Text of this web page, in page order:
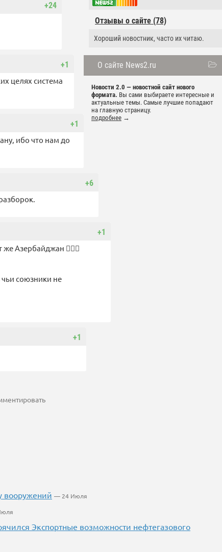
Отзывы о сайте (78)
Хороший новостник, часто их читаю.
О сайте News2.ru
Новости 2.0 — новостной сайт нового
формата. Вы сами выбираете интересные и
актуальные темы. Самые лучшие попадают
на главную страницу.
подробнее →
+24
+1
целях система
+1
ибо что нам до
+6
+1
Азербайджан 🤷🏼‍♂️
союзники не
+1
вооружений — 24 Июля
Экспортные возможности нефтегазового